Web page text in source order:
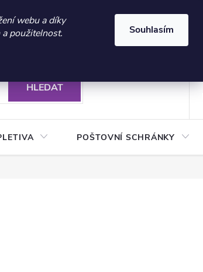
Platnost do 21.9.2026 ⏰ | Kód: LÉTO2026
webu a díky
použitelnost.
Souhlasím
osobních údajů
HLEDAT
POŠTOVNÍ SCHRÁNKY